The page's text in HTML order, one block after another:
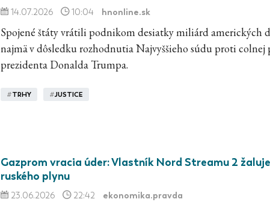
14.07.2026 10:04 hnonline.sk
Spojené štáty vrátili podnikom desiatky miliárd amerických
najmä v dôsledku rozhodnutia Najvyššieho súdu proti
prezidenta Donalda Trumpa.
#TRHY #JUSTICE
Gazprom vracia úder: Vlastník Nord Streamu 2
ruského plynu
23.06.2026 22:42 ekonomika.pravda